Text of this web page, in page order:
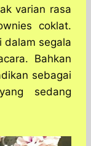
varian rasa
coklat.
dalam segala
Bahkan
sebagai
sedang